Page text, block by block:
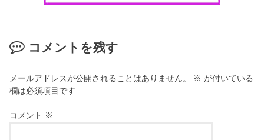
コメントを残す
メールアドレスが公開されることはありません。 ※ が付いている
欄は必須項目です
コメント ※